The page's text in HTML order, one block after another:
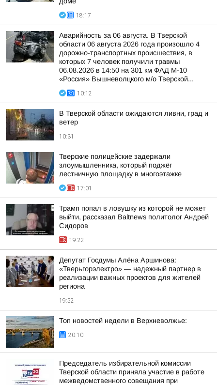
18:17
Аварийность за 06 августа. В Тверской
области 06 августа 2026 года произошло 4
дорожно-транспортных происшествия, в
которых 7 человек получили травмы
06.08.2026 в 14:50 на 301 км ФАД М-10
«Россия» Вышневолцкого м/о Тверской...
10:12
В Тверской области ожидаются ливни, град и
ветер
10:31
Тверские полицейские задержали
злоумышленника, который поджёг
лестничную площадку в многоэтажке
17:01
Трамп попал в ловушку из которой не может
выйти, рассказал Baltnews политолог Андрей
Сидоров
19:22
Депутат Госдумы Алёна Аршинова:
«Тверьгорэлектро» — надежный партнер в
реализации важных проектов для жителей
региона
19:52
Топ новостей недели в Верхневолжье:
20:10
Председатель избирательной комиссии
Тверской области приняла участие в работе
межведомственного совещания при